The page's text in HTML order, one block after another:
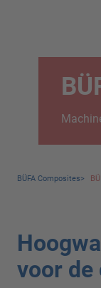
BÜFA Composites>
voor de